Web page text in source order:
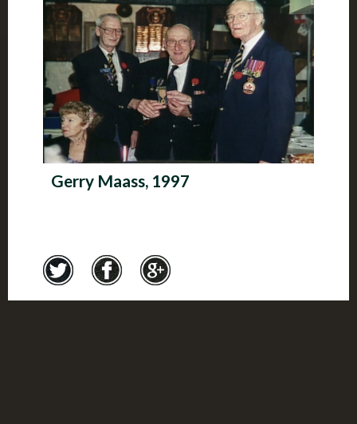
Gerry Maass, 1997